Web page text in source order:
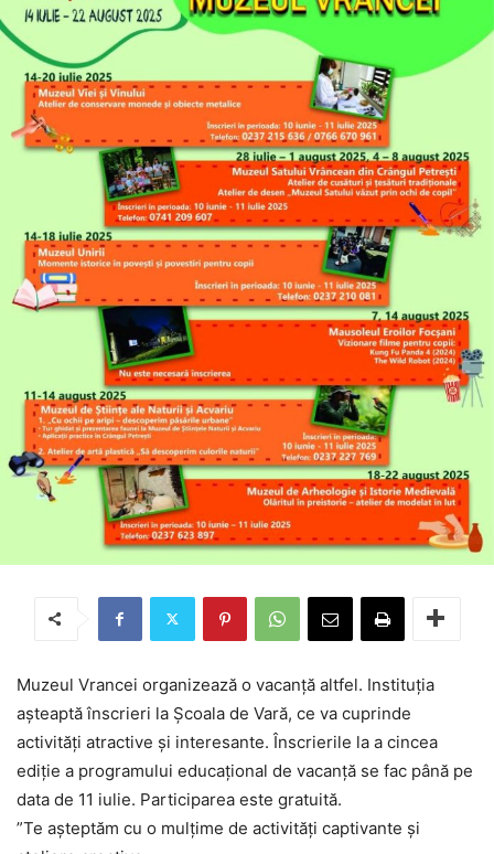
Muzeul Vrancei organizează o vacanță altfel. Instituția
așteaptă înscrieri la Școala de Vară, ce va cuprinde
activități atractive și interesante. Înscrierile la a cincea
ediție a programului educațional de vacanță se fac până pe
data de 11 iulie. Participarea este gratuită.
”Te așteptăm cu o mulțime de activități captivante și